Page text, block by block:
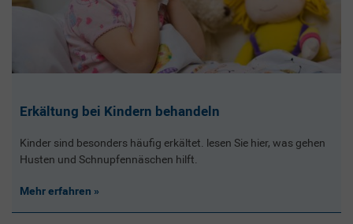
Erkältung bei Kindern behandeln
Kinder sind besonders häufig erkältet. lesen Sie hier, was gehen
Husten und Schnupfennäschen hilft.
Mehr erfahren